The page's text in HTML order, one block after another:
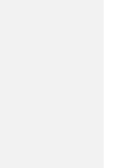
für schwere
wird per Spedition